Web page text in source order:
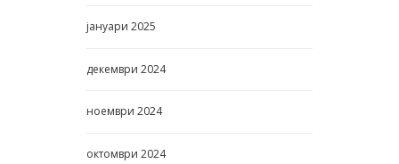
јануари 2025
декември 2024
ноември 2024
октомври 2024